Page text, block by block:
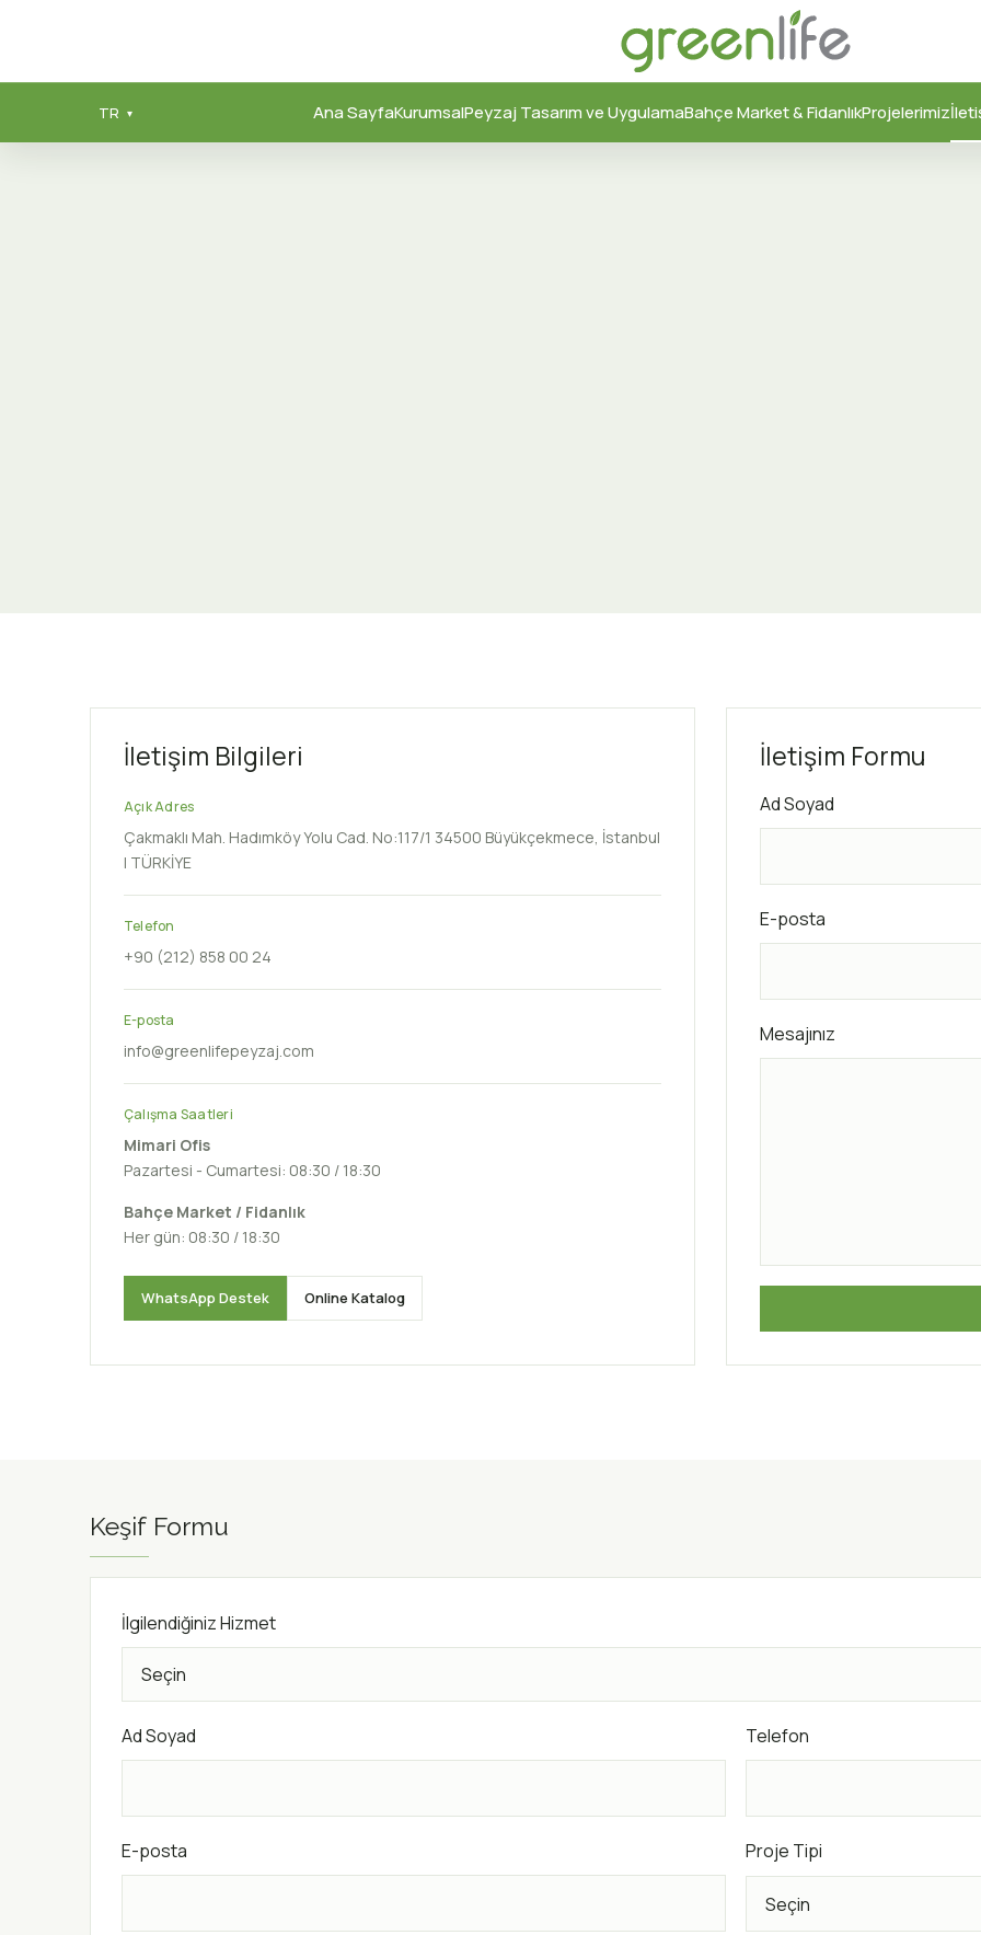
TR Ana SayfaKurumsalPeyzaj Tasarım ve UygulamaBahçe Market & FidanlıkProjelerimiz
İletişim Bilgileri
Açık Adres
Çakmaklı Mah. Hadımköy Yolu Cad. No:117/1 34500 Büyükçekmece, İstanbul
| TÜRKİYE
Telefon
+90 (212) 858 00 24
E-posta
info@greenlifepeyzaj.com
Çalışma Saatleri
Mimari Ofis
Pazartesi - Cumartesi: 08:30 / 18:30
Bahçe Market / Fidanlık
Her gün: 08:30 / 18:30
WhatsApp Destek Online Katalog
İletişim Formu
Ad Soyad
E-posta
Mesajınız
Keşif Formu
İlgilendiğiniz Hizmet
Ad Soyad Telefon
E-posta Proje Tipi